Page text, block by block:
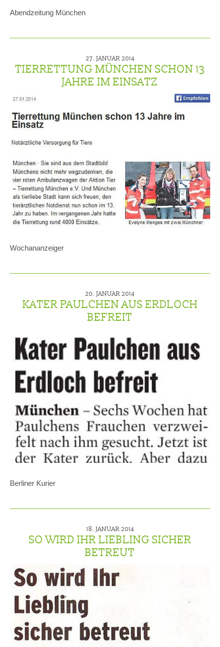
Abendzeitung München
27. JANUAR 2014
TIERRETTUNG MÜNCHEN SCHON 13
JAHRE IM EINSATZ
Wochananzeiger
20. JANUAR 2014
KATER PAULCHEN AUS ERDLOCH
BEFREIT
Berliner Kurier
18. JANUAR 2014
SO WIRD IHR LIEBLING SICHER
BETREUT